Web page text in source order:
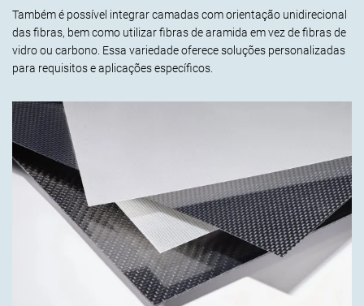
Também é possível integrar camadas com orientação unidirecional
das fibras, bem como utilizar fibras de aramida em vez de fibras de
vidro ou carbono. Essa variedade oferece soluções personalizadas
para requisitos e aplicações específicos.